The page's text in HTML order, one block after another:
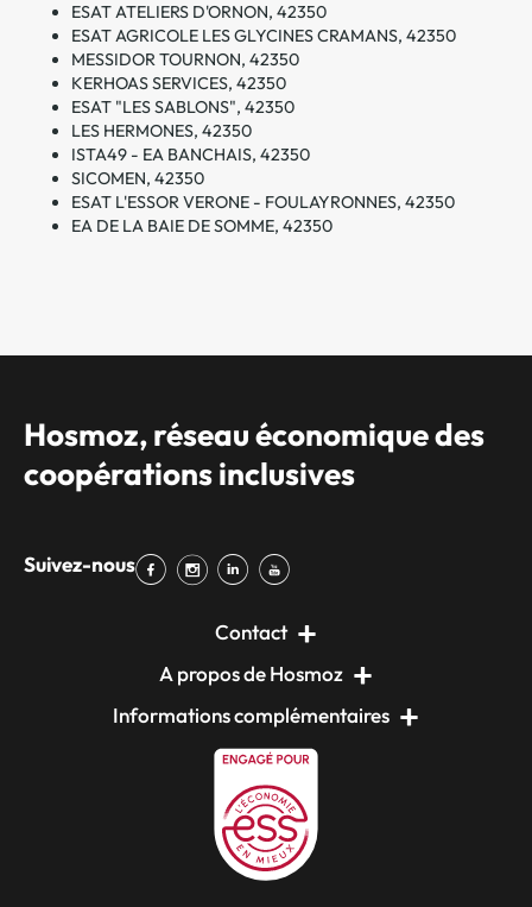
ESAT ATELIERS D'ORNON, 42350
ESAT AGRICOLE LES GLYCINES CRAMANS, 42350
MESSIDOR TOURNON, 42350
KERHOAS SERVICES, 42350
ESAT "LES SABLONS", 42350
LES HERMONES, 42350
ISTA49 - EA BANCHAIS, 42350
SICOMEN, 42350
ESAT L'ESSOR VERONE - FOULAYRONNES, 42350
EA DE LA BAIE DE SOMME, 42350
Hosmoz, réseau économique des
coopérations inclusives
Suivez-nous
Contact
A propos de Hosmoz
Informations complémentaires